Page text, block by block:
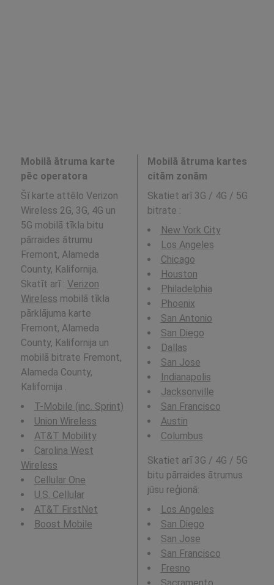
Mobilā ātruma karte
pēc operatora
Šī karte attēlo Verizon
Wireless 2G, 3G, 4G un
5G mobilā tīkla bitu
pārraides ātrumu
Fremont, Alameda
County, Kalifornija.
Skatīt arī : Verizon
Wireless mobilā tīkla
pārklājuma karte
Fremont, Alameda
County, Kalifornija un
mobilā bitrate Fremont,
Alameda County,
Kalifornija .
T-Mobile (inc. Sprint)
Union Wireless
AT&T Mobility
Carolina West
Wireless
Cellular One
U.S. Cellular
AT&T FirstNet
Boost Mobile
Mobilā ātruma kartes
citām zonām
Skatiet arī 3G / 4G / 5G
bitrate :
New York City
Los Angeles
Chicago
Houston
Philadelphia
Phoenix
San Antonio
San Diego
Dallas
San Jose
Indianapolis
Jacksonville
San Francisco
Austin
Columbus
Skatiet arī 3G / 4G / 5G
bitu pārraides ātrumus
jūsu reģionā:
Los Angeles
San Diego
San Jose
San Francisco
Fresno